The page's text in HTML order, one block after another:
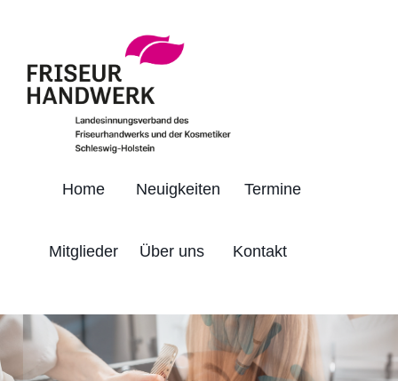
Home Neuigkeiten Termine
Mitglieder Über uns Kontakt